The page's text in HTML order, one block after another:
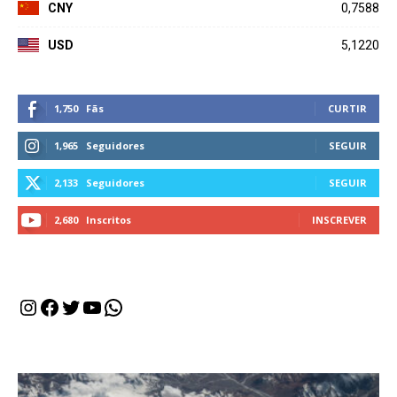
CNY 0,7588
USD 5,1220
1,750 Fãs CURTIR
1,965 Seguidores SEGUIR
2,133 Seguidores SEGUIR
2,680 Inscritos INSCREVER
Instagram
Facebook
Twitter
Youtube
WhatsApp